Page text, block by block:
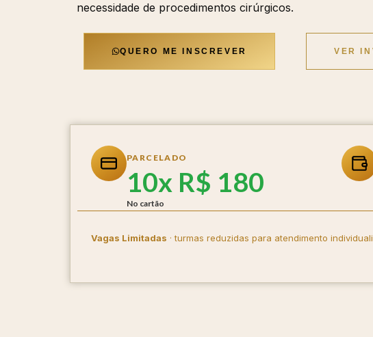
necessidade de procedimentos cirúrgicos.
QUERO ME INSCREVER VER
PARCELADO
10x R$ 180
No cartão
Vagas Limitadas · turmas reduzidas para atendimento